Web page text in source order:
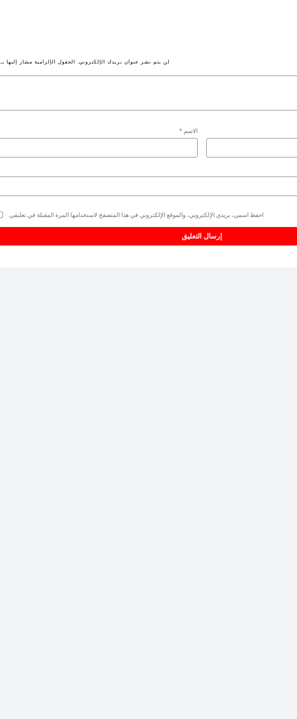
لن يتم نشر عنوان بريدك الإلكتروني. الحقول الإلزامية مشار إليها بـ
الاسم *
احفظ اسمي، بريدي الإلكتروني، والموقع الإلكتروني في هذا المتصفح لاستخدامها المرة المقبلة في تعليقي.